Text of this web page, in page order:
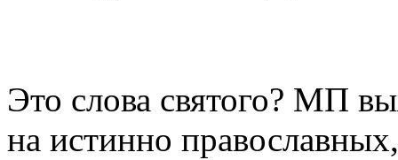
Это слова святого? МП
на истинно